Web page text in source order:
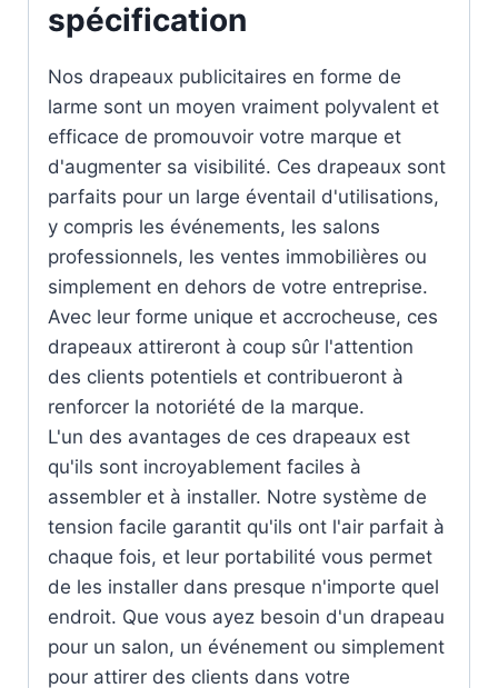
spécification
Nos drapeaux publicitaires en forme de
larme sont un moyen vraiment polyvalent et
efficace de promouvoir votre marque et
d'augmenter sa visibilité. Ces drapeaux sont
parfaits pour un large éventail d'utilisations,
y compris les événements, les salons
professionnels, les ventes immobilières ou
simplement en dehors de votre entreprise.
Avec leur forme unique et accrocheuse, ces
drapeaux attireront à coup sûr l'attention
des clients potentiels et contribueront à
renforcer la notoriété de la marque.
L'un des avantages de ces drapeaux est
qu'ils sont incroyablement faciles à
assembler et à installer. Notre système de
tension facile garantit qu'ils ont l'air parfait à
chaque fois, et leur portabilité vous permet
de les installer dans presque n'importe quel
endroit. Que vous ayez besoin d'un drapeau
pour un salon, un événement ou simplement
pour attirer des clients dans votre